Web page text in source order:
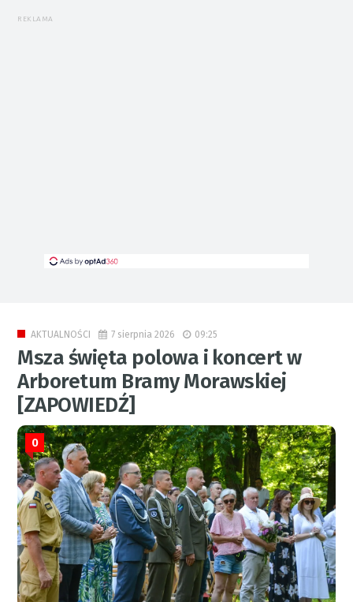
REKLAMA
AKTUALNOŚCI 7 sierpnia 2026 09:25
Msza święta polowa i koncert w
Arboretum Bramy Morawskiej
[ZAPOWIEDŹ]
0